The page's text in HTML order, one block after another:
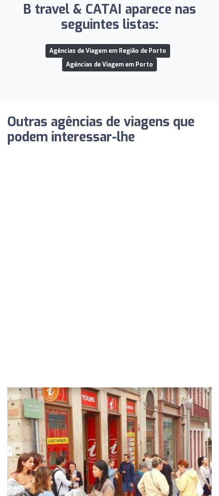
B travel & CATAI aparece nas
seguintes listas:
Agências de Viagem em Região de Porto
Agências de Viagem em Porto
Outras agências de viagens que
podem interessar-lhe